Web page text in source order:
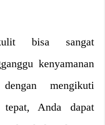
bisa sangat
kenyamanan
mengikuti
tepat, Anda dapat